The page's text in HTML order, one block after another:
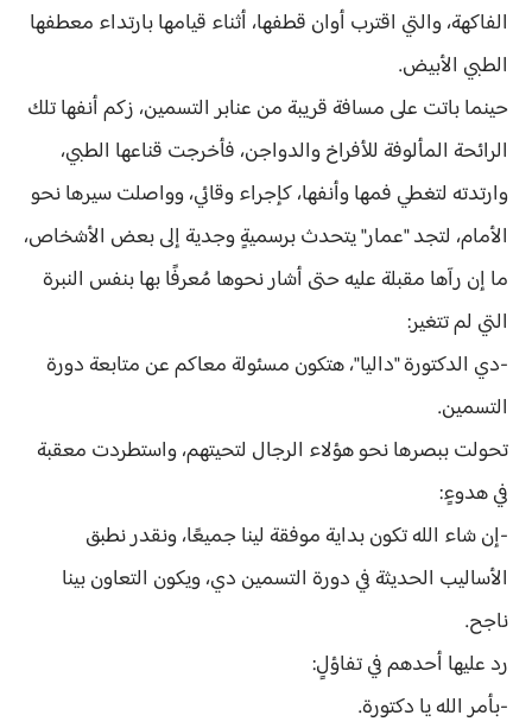
الفاكهة، والتي اقترب أوان قطفها، أثناء قيامها بارتداء معطفها
الطبي الأبيض.
حينما باتت على مسافة قريبة من عنابر التسمين، زكم أنفها تلك
الرائحة المألوفة للأفراخ والدواجن، فأخرجت قناعها الطبي،
وارتدته لتغطي فمها وأنفها، كإجراء وقائي، وواصلت سيرها نحو
الأمام، لتجد "عمار" يتحدث برسميةٍ وجدية إلى بعض الأشخاص،
ما إن رآها مقبلة عليه حتى أشار نحوها مُعرفًا بها بنفس النبرة
التي لم تتغير:
-دي الدكتورة "داليا"، هتكون مسئولة معاكم عن متابعة دورة
التسمين.
تحولت ببصرها نحو هؤلاء الرجال لتحيتهم، واستطردت معقبة
في هدوءٍ:
-إن شاء الله تكون بداية موفقة لينا جميعًا، ونقدر نطبق
الأساليب الحديثة في دورة التسمين دي، ويكون التعاون بينا
ناجح.
رد عليها أحدهم في تفاؤلٍ:
-بأمر الله يا دكتورة.